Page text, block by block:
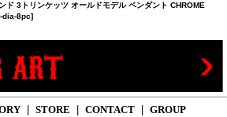
ド 3トリンケッツ オールドモデル ペンダント CHROME
dia-8pc]
| STORE | CONTACT | GROUP